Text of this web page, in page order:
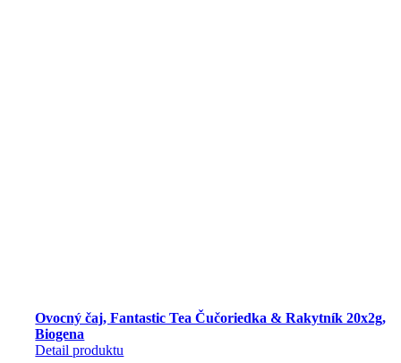
Ovocný čaj, Fantastic Tea Čučoriedka & Rakytník 20x2g,
Biogena
Detail produktu